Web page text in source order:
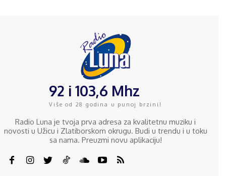
92 i 103,6 Mhz
Više od 28 godina u punoj brzini!
Radio Luna je tvoja prva adresa za kvalitetnu muziku i
novosti u Užicu i Zlatiborskom okrugu. Budi u trendu i u toku
sa nama. Preuzmi novu aplikaciju!